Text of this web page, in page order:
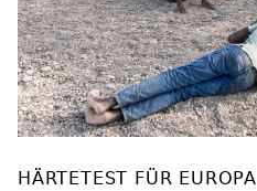
HÄRTETEST FÜR EUROPA